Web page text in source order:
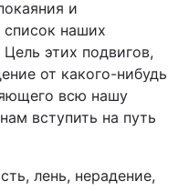
и
список наших
этих подвигов,
от какого-нибудь
всю нашу
вступить на путь
лень, нерадение,